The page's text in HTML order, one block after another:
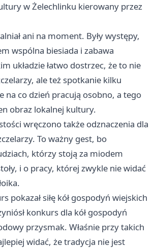
w Żelechlinku kierowany przez
ani na moment. Były występy,
wspólna biesiada i zabawa
układzie łatwo dostrzec, że to nie
ale też spotkanie kilku
na co dzień pracują osobno, a tego
obraz lokalnej kultury.
wręczono także odznaczenia dla
To ważny gest, bo
którzy stoją za miodem
i o pracy, której zwykle nie widać
pokazał siłę kół gospodyń wiejskich
konkurs dla kół gospodyń
przysmak. Właśnie przy takich
widać, że tradycja nie jest